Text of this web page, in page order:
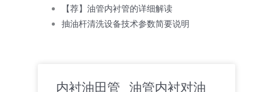
【荐】油管内衬管的详细解读
抽油杆清洗设备技术参数简要说明
内衬油田管_油管内衬对油